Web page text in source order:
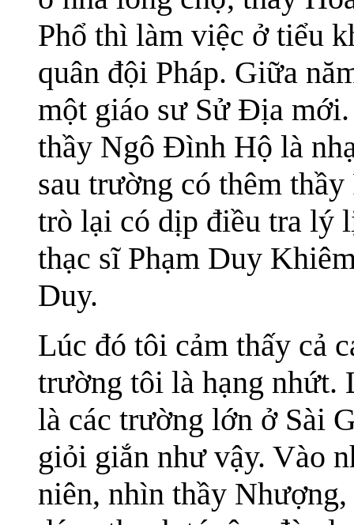
Phổ thì làm việc ở tiểu
quân đội Pháp. Giữa
một giáo sư Sử Địa
thầy Ngô Đình Hộ là
sau trường có thêm
trò lại có dịp điều tra lý
thạc sĩ Phạm Duy
Duy.
Lúc đó tôi cảm thấy cả
trường tôi là hạng nhứt.
là các trường lớn ở Sài
giỏi giắn như vậy. Vào
niên, nhìn thầy